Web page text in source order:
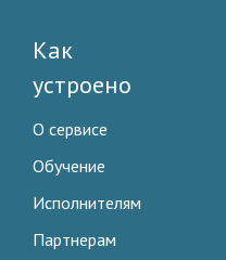
Как
устроено
О сервисе
Обучение
Исполнителям
Партнерам